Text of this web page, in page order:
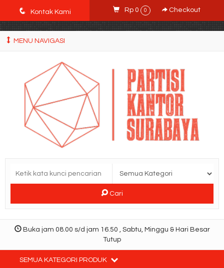
POWgW_CidIRh4HWyBRJVVZyqc0CP9mpkA8eE65rpyX0" />
q Kontak Kami Rp 0 0 Checkout
MENU NAVIGASI
Cari
Buka jam 08.00 s/d jam 16.50 , Sabtu, Minggu & Hari Besar
Tutup
SEMUA KATEGORI PRODUK